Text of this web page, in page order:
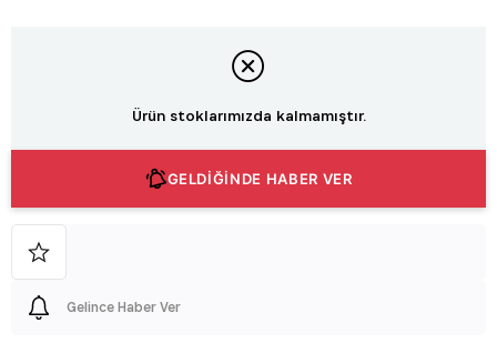
Ürün stoklarımızda kalmamıştır.
GELDİĞİNDE HABER VER
Gelince Haber Ver